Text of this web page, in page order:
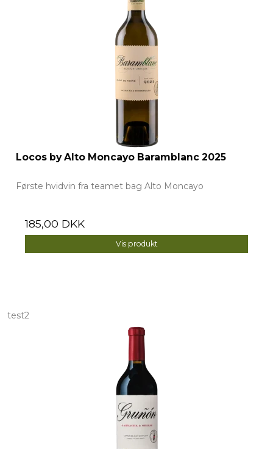
Locos by Alto Moncayo Baramblanc 2025
Første hvidvin fra teamet bag Alto Moncayo
185,00 DKK
Vis produkt
test2